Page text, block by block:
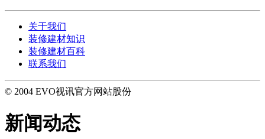
关于我们
装修建材知识
装修建材百科
联系我们
© 2004 EVO视讯官方网站股份
新闻动态